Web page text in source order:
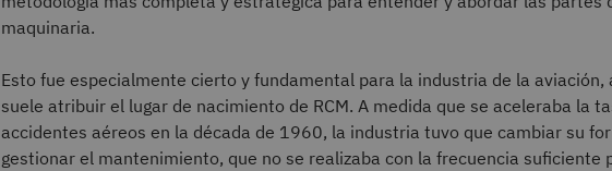
maquinaria.
Esto fue especialmente cierto y fundamental para la industria de la aviación,
suele atribuir el lugar de nacimiento de RCM. A medida que se aceleraba la
accidentes aéreos en la década de 1960, la industria tuvo que cambiar su
gestionar el mantenimiento, que no se realizaba con la frecuencia suficiente